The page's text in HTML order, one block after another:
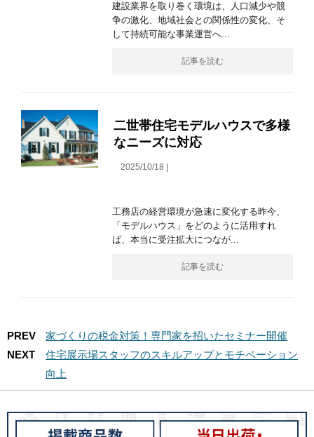
建設業界を取り巻く環境は、人口減少や競
争の激化、地域社会との関係性の変化、そ
して持続可能な事業運営へ...
記事を読む
二世帯住宅モデルハウスで多様
なニーズに対応
2025/10/18 |
工務店の経営環境が急速に変化する昨今、
「モデルハウス」をどのように活用すれ
ば、本当に受注拡大につなが...
記事を読む
PREV
家づくりの税金対策！専門家を招いたセミナー開催
NEXT
住宅展示場スタッフのスキルアップとモチベーション
向上